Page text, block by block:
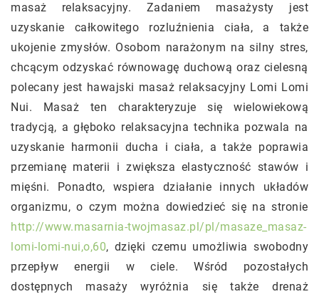
masaż relaksacyjny. Zadaniem masażysty jest
uzyskanie całkowitego rozluźnienia ciała, a także
ukojenie zmysłów. Osobom narażonym na silny stres,
chcącym odzyskać równowagę duchową oraz cielesną
polecany jest hawajski masaż relaksacyjny Lomi Lomi
Nui. Masaż ten charakteryzuje się wielowiekową
tradycją, a głęboko relaksacyjna technika pozwala na
uzyskanie harmonii ducha i ciała, a także poprawia
przemianę materii i zwiększa elastyczność stawów i
mięśni. Ponadto, wspiera działanie innych układów
organizmu, o czym można dowiedzieć się na stronie
http://www.masarnia-twojmasaz.pl/pl/masaze_masaz-
lomi-lomi-nui,o,60, dzięki czemu umożliwia swobodny
przepływ energii w ciele. Wśród pozostałych
dostępnych masaży wyróżnia się także drenaż